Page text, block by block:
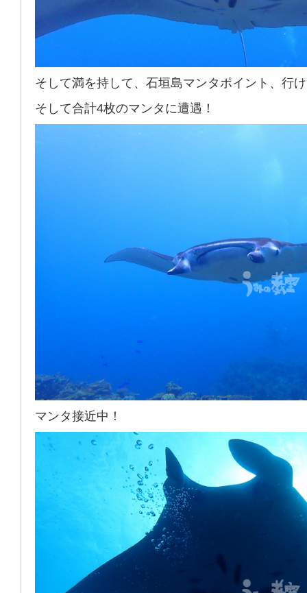
そして満を持して、石垣島マンタポイント、行
そして合計4枚のマンタに遭遇！
マンタ接近中！